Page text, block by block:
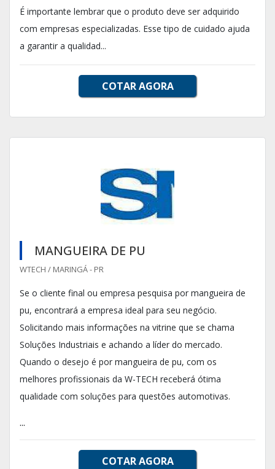
É importante lembrar que o produto deve ser adquirido
com empresas especializadas. Esse tipo de cuidado ajuda
a garantir a qualidad...
COTAR AGORA
MANGUEIRA DE PU
WTECH / MARINGÁ - PR
Se o cliente final ou empresa pesquisa por mangueira de
pu, encontrará a empresa ideal para seu negócio.
Solicitando mais informações na vitrine que se chama
Soluções Industriais e achando a líder do mercado.
Quando o desejo é por mangueira de pu, com os
melhores profissionais da W-TECH receberá ótima
qualidade com soluções para questões automotivas.
...
COTAR AGORA